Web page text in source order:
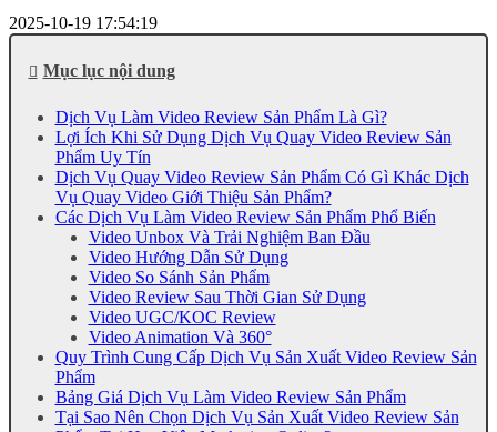
2025-10-19 17:54:19
Mục lục nội dung
Dịch Vụ Làm Video Review Sản Phẩm Là Gì?
Lợi Ích Khi Sử Dụng Dịch Vụ Quay Video Review Sản
Phẩm Uy Tín
Dịch Vụ Quay Video Review Sản Phẩm Có Gì Khác Dịch
Vụ Quay Video Giới Thiệu Sản Phẩm?
Các Dịch Vụ Làm Video Review Sản Phẩm Phổ Biến
Video Unbox Và Trải Nghiệm Ban Đầu
Video Hướng Dẫn Sử Dụng
Video So Sánh Sản Phẩm
Video Review Sau Thời Gian Sử Dụng
Video UGC/KOC Review
Video Animation Và 360°
Quy Trình Cung Cấp Dịch Vụ Sản Xuất Video Review Sản
Phẩm
Bảng Giá Dịch Vụ Làm Video Review Sản Phẩm
Tại Sao Nên Chọn Dịch Vụ Sản Xuất Video Review Sản